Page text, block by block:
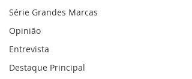
Série Grandes Marcas
Opinião
Entrevista
Destaque Principal